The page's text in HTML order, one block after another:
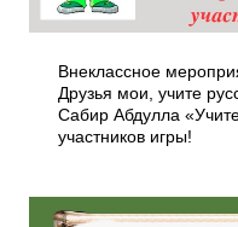
Внеклассное
Друзья мои, учите
Сабир Абдулла
участников игры!